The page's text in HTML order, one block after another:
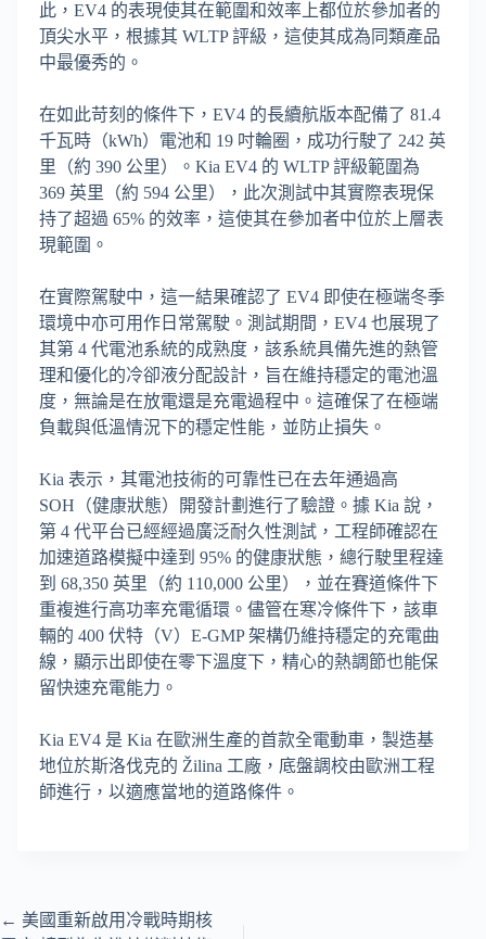
此，EV4 的表現使其在範圍和效率上都位於參加者的
頂尖水平，根據其 WLTP 評級，這使其成為同類產品
中最優秀的。
在如此苛刻的條件下，EV4 的長續航版本配備了 81.4
千瓦時（kWh）電池和 19 吋輪圈，成功行駛了 242 英
里（約 390 公里）。Kia EV4 的 WLTP 評級範圍為
369 英里（約 594 公里），此次測試中其實際表現保
持了超過 65% 的效率，這使其在參加者中位於上層表
現範圍。
在實際駕駛中，這一結果確認了 EV4 即使在極端冬季
環境中亦可用作日常駕駛。測試期間，EV4 也展現了
其第 4 代電池系統的成熟度，該系統具備先進的熱管
理和優化的冷卻液分配設計，旨在維持穩定的電池溫
度，無論是在放電還是充電過程中。這確保了在極端
負載與低溫情況下的穩定性能，並防止損失。
Kia 表示，其電池技術的可靠性已在去年通過高
SOH（健康狀態）開發計劃進行了驗證。據 Kia 說，
第 4 代平台已經經過廣泛耐久性測試，工程師確認在
加速道路模擬中達到 95% 的健康狀態，總行駛里程達
到 68,350 英里（約 110,000 公里），並在賽道條件下
重複進行高功率充電循環。儘管在寒冷條件下，該車
輛的 400 伏特（V）E-GMP 架構仍維持穩定的充電曲
線，顯示出即使在零下溫度下，精心的熱調節也能保
留快速充電能力。
Kia EV4 是 Kia 在歐洲生產的首款全電動車，製造基
地位於斯洛伐克的 Žilina 工廠，底盤調校由歐洲工程
師進行，以適應當地的道路條件。
← 美國重新啟用冷戰時期核